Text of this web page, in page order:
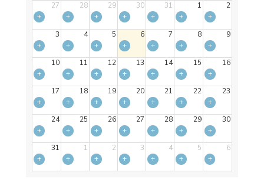
27
28 29 30 31 1
2
+
+ + + + +
+
3
4 5 6 7 8
9
+
+ + + + +
+
10
11 12 13 14 15
16
+
+ + + + +
+
17
18 19 20 21 22
23
+
+ + + + +
+
24
25 26 27 28 29
30
+
+ + + + +
+
31
1 2 3 4 5
6
+
+ + + + + +